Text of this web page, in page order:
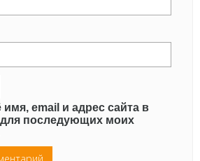
email и адрес сайта в
для последующих моих